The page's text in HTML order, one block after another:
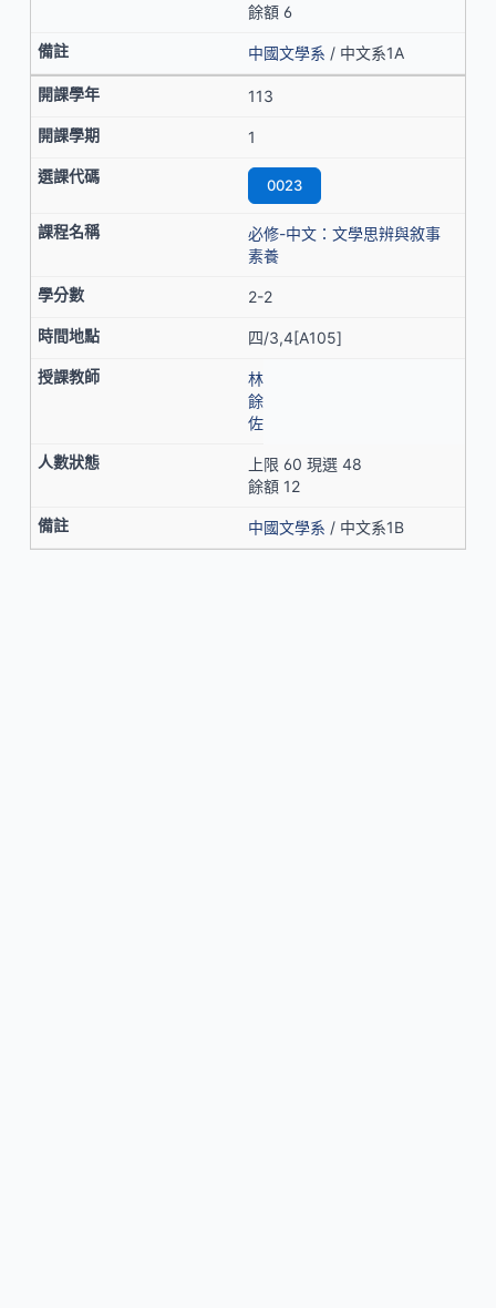
餘額 6
中國文學系 / 中文系1A
113
1
0023
必修-中文：文學思辨與敘事
素養
2-2
四/3,4[A105]
林
餘
佐
上限 60 現選 48
餘額 12
中國文學系 / 中文系1B